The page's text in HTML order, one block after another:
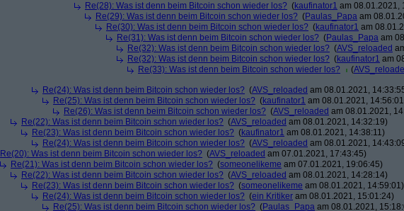
Re(28): Was ist denn beim Bitcoin schon wieder los? (kaufinator1 am 08.01.2021,
Re(29): Was ist denn beim Bitcoin schon wieder los? (Paulas_Papa am
Re(30): Was ist denn beim Bitcoin schon wieder los? (kaufinator1 am
Re(31): Was ist denn beim Bitcoin schon wieder los? (Paulas_Papa am
Re(32): Was ist denn beim Bitcoin schon wieder los? (AVS_reloaded
Re(32): Was ist denn beim Bitcoin schon wieder los? (kaufinator1 am
Re(33): Was ist denn beim Bitcoin schon wieder los?
(
Re(24): Was ist denn beim Bitcoin schon wieder los? (AVS_reloaded am 08.01.2021,
Re(25): Was ist denn beim Bitcoin schon wieder los? (kaufinator1 am 08.01.2021,
Re(26): Was ist denn beim Bitcoin schon wieder los? (AVS_reloaded am 08.01.2021,
Re(22): Was ist denn beim Bitcoin schon wieder los? (AVS_reloaded am 08.01.2021, 14:32:19)
Re(23): Was ist denn beim Bitcoin schon wieder los? (kaufinator1 am 08.01.2021, 14:38:11)
Re(24): Was ist denn beim Bitcoin schon wieder los? (AVS_reloaded am 08.01.2021,
Re(20): Was ist denn beim Bitcoin schon wieder los? (AVS_reloaded am 07.01.2021, 17:43:45)
Re(21): Was ist denn beim Bitcoin schon wieder los? (someonelikeme am 07.01.2021, 19:06:45)
Re(22): Was ist denn beim Bitcoin schon wieder los? (AVS_reloaded am 08.01.2021, 14:28:14)
Re(23): Was ist denn beim Bitcoin schon wieder los? (someonelikeme am 08.01.2021, 14:59:01)
Re(24): Was ist denn beim Bitcoin schon wieder los? (ein Kritiker am 08.01.2021, 15:01:24)
Re(25): Was ist denn beim Bitcoin schon wieder los? (Paulas_Papa am 08.01.2021,